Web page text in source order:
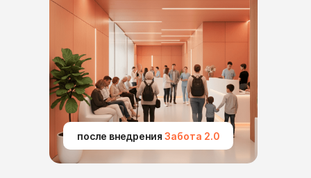
после внедрения Забота 2.0